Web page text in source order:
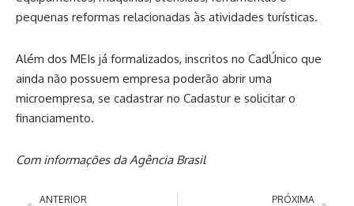
pequenas reformas relacionadas às atividades turísticas.
Além dos MEIs já formalizados, inscritos no CadÚnico que
ainda não possuem empresa poderão abrir uma
microempresa, se cadastrar no Cadastur e solicitar o
financiamento.
Com informações da Agência Brasil
ANTERIOR PRÓXIMA